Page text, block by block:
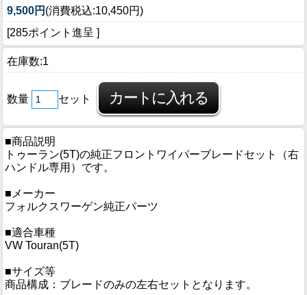
9,500円 (消費税込:10,450円)
[285ポイント進呈 ]
在庫数:1
数量 セット
■商品説明
トゥーラン(5T)の純正フロントワイパーブレードセット（右
ハンドル専用）です。
■メーカー
フォルクスワーゲン純正パーツ
■適合車種
VW Touran(5T)
■サイズ等
商品構成：ブレードのみの左右セットとなります。